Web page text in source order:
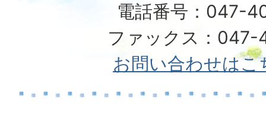
電話番号：047-
ファックス：047-
お問い合わせはこ